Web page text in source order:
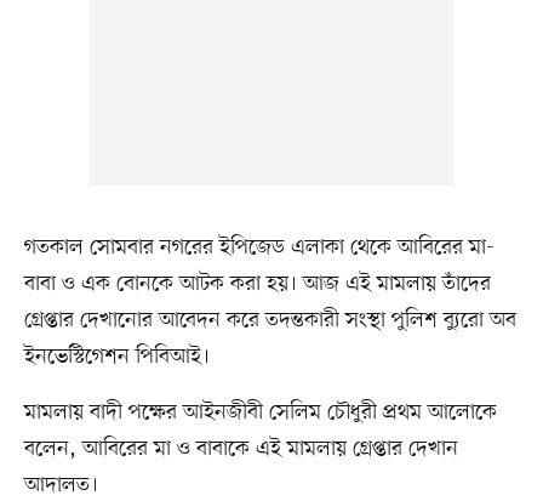
গতকাল সোমবার নগরের ইপিজেড এলাকা থেকে আবিরের মা-
বাবা ও এক বোনকে আটক করা হয়। আজ এই মামলায় তাঁদের
গ্রেপ্তার দেখানোর আবেদন করে তদন্তকারী সংস্থা পুলিশ ব্যুরো অব
ইনভেস্টিগেশন পিবিআই।
মামলায় বাদী পক্ষের আইনজীবী সেলিম চৌধুরী প্রথম আলোকে
বলেন, আবিরের মা ও বাবাকে এই মামলায় গ্রেপ্তার দেখান
আদালত।